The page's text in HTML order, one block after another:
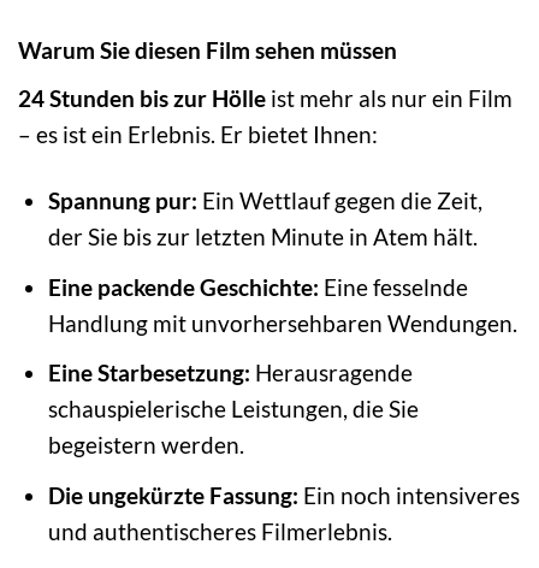
Warum Sie diesen Film sehen müssen
24 Stunden bis zur Hölle ist mehr als nur ein Film
– es ist ein Erlebnis. Er bietet Ihnen:
Spannung pur: Ein Wettlauf gegen die Zeit,
der Sie bis zur letzten Minute in Atem hält.
Eine packende Geschichte: Eine fesselnde
Handlung mit unvorhersehbaren Wendungen.
Eine Starbesetzung: Herausragende
schauspielerische Leistungen, die Sie
begeistern werden.
Die ungekürzte Fassung: Ein noch intensiveres
und authentischeres Filmerlebnis.